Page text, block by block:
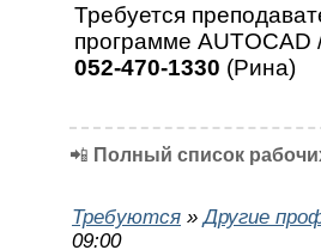
Требуется
программе
052-470-1330 (Рина)
📲 Полный список
Требуются »Другие
09:00